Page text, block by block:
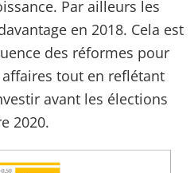
Par ailleurs les
en 2018. Cela est
des réformes pour
tout en reflétant
avant les élections
2020.